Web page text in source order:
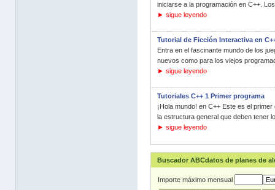
iniciarse a la programación en C++.
► sigue leyendo
Tutorial de Ficción Interactiva en
Entra en el fascinante mundo de los
nuevos como para los viejos
► sigue leyendo
Tutoriales C++ 1 Primer programa
¡Hola mundo! en C++ Este es el
la estructura general que deben tener
► sigue leyendo
Buscador ABCdatos de planes de
Importe máximo mensual